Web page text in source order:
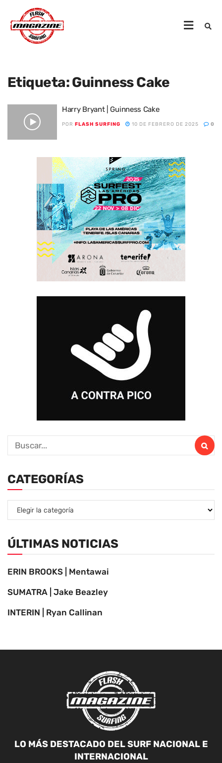
Etiqueta:Guinness Cake
Harry Bryant | Guinness Cake
POR FLASH SURFING 10 DE FEBRERO DE 2025 0
CATEGORÍAS
ÚLTIMAS NOTICIAS
ERIN BROOKS | Mentawai
SUMATRA | Jake Beazley
INTERIN | Ryan Callinan
LO MÁS DESTACADO DEL SURF NACIONAL E
INTERNACIONAL